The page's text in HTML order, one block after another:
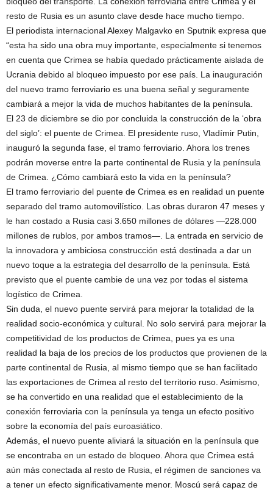
resto de Rusia es un asunto clave desde hace mucho tiempo.
El periodista internacional Alexey Malgavko en Sputnik expresa que
“esta ha sido una obra muy importante, especialmente si tenemos
en cuenta que Crimea se había quedado prácticamente aislada de
Ucrania debido al bloqueo impuesto por ese país. La inauguración
del nuevo tramo ferroviario es una buena señal y seguramente
cambiará a mejor la vida de muchos habitantes de la península.
El 23 de diciembre se dio por concluida la construcción de la ‘obra
del siglo’: el puente de Crimea. El presidente ruso, Vladímir Putin,
inauguró la segunda fase, el tramo ferroviario. Ahora los trenes
podrán moverse entre la parte continental de Rusia y la península
de Crimea. ¿Cómo cambiará esto la vida en la península?
El tramo ferroviario del puente de Crimea es en realidad un puente
separado del tramo automovilístico. Las obras duraron 47 meses y
le han costado a Rusia casi 3.650 millones de dólares —228.000
millones de rublos, por ambos tramos—. La entrada en servicio de
la innovadora y ambiciosa construcción está destinada a dar un
nuevo toque a la estrategia del desarrollo de la península. Está
previsto que el puente cambie de una vez por todas el sistema
logístico de Crimea.
Sin duda, el nuevo puente servirá para mejorar la totalidad de la
realidad socio-económica y cultural. No solo servirá para mejorar la
competitividad de los productos de Crimea, pues ya es una
realidad la baja de los precios de los productos que provienen de la
parte continental de Rusia, al mismo tiempo que se han facilitado
las exportaciones de Crimea al resto del territorio ruso. Asimismo,
se ha convertido en una realidad que el establecimiento de la
conexión ferroviaria con la península ya tenga un efecto positivo
sobre la economía del país euroasiático.
Además, el nuevo puente aliviará la situación en la península que
se encontraba en un estado de bloqueo. Ahora que Crimea está
aún más conectada al resto de Rusia, el régimen de sanciones va
a tener un efecto significativamente menor. Moscú será capaz de